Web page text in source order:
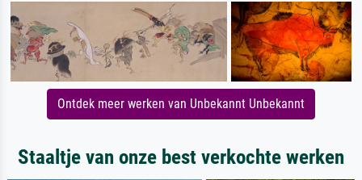
Ontdek meer werken van Unbekannt Unbekannt
Staaltje van onze best verkochte werken